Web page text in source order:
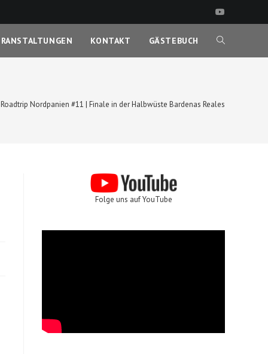
KONTAKT GÄSTEBUCH WEBSITE-
UMSCHALTEN
Roadtrip Nordpanien #11 | Finale in der Halbwüste Bardenas Reales
Folge uns auf YouTube